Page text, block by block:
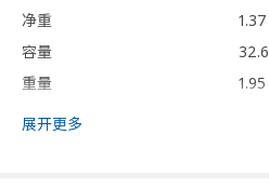
净重
容量
重量
宽度
展开更多